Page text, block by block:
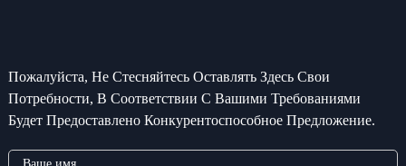
Пожалуйста, Не Стесняйтесь Оставлять Здесь Свои
Потребности, В Соответствии С Вашими Требованиями
Будет Предоставлено Конкурентоспособное Предложение.